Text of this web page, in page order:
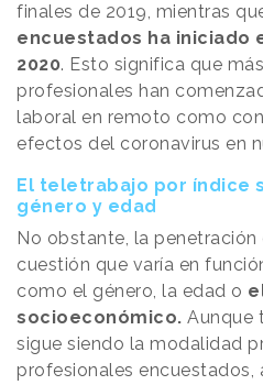
finales de 2019, mientras
encuestados ha
2020. Esto significa que
profesionales han
laboral en remoto como
efectos del coronavirus en
El teletrabajo por índice
género y edad
No obstante, la
cuestión que varía en
como el género, la edad o
socioeconómico. Aunque
sigue siendo la modalidad
profesionales encuestados,